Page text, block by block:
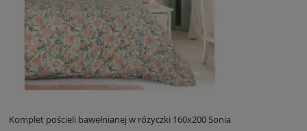
Komplet pościeli bawełnianej w różyczki 160x200 Sonia